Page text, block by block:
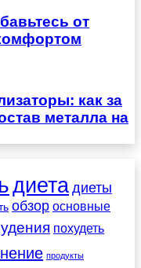
от
как за
металла на
диета диеты
обзор основные
похудеть
продукты